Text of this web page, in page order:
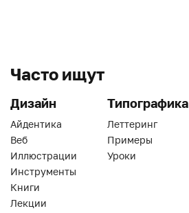
Часто ищут
Дизайн
Айдентика
Веб
Иллюстрации
Инструменты
Книги
Лекции
Типографика
Леттеринг
Примеры
Уроки